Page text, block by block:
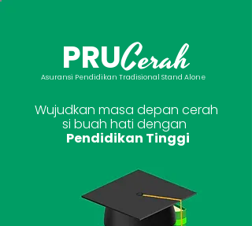
PRUCerah
Asuransi Pendidikan Tradisional Stand Alone
Wujudkan masa depan cerah
si buah hati dengan
Pendidikan Tinggi